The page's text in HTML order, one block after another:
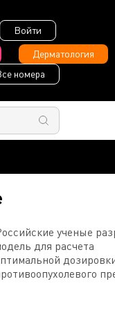
Войти
Дерматология
номера
ученые
для расчета